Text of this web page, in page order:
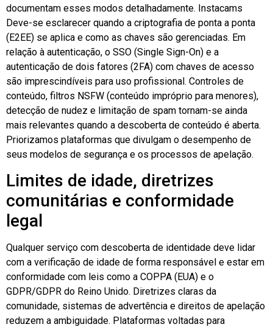
documentam esses modos detalhadamente. Instacams
Deve-se esclarecer quando a criptografia de ponta a ponta
(E2EE) se aplica e como as chaves são gerenciadas. Em
relação à autenticação, o SSO (Single Sign-On) e a
autenticação de dois fatores (2FA) com chaves de acesso
são imprescindíveis para uso profissional. Controles de
conteúdo, filtros NSFW (conteúdo impróprio para menores),
detecção de nudez e limitação de spam tornam-se ainda
mais relevantes quando a descoberta de conteúdo é aberta.
Priorizamos plataformas que divulgam o desempenho de
seus modelos de segurança e os processos de apelação.
Limites de idade, diretrizes
comunitárias e conformidade
legal
Qualquer serviço com descoberta de identidade deve lidar
com a verificação de idade de forma responsável e estar em
conformidade com leis como a COPPA (EUA) e o
GDPR/GDPR do Reino Unido. Diretrizes claras da
comunidade, sistemas de advertência e direitos de apelação
reduzem a ambiguidade. Plataformas voltadas para